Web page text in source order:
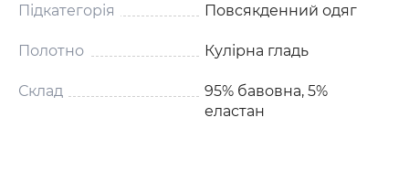
Підкатегорія Повсякденний одяг
Полотно Кулірна гладь
Склад
95% бавовна, 5%
еластан